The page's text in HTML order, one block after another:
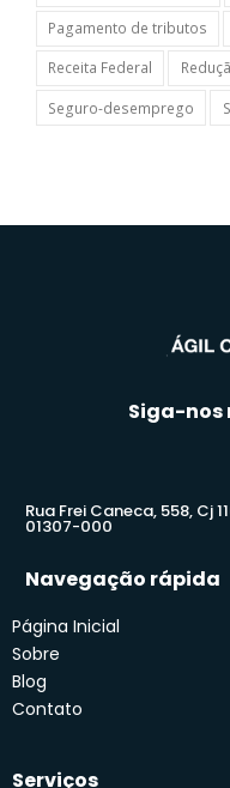
Pagamento de tributos
Receita Federal
Seguro-desemprego
Siga-nos
Rua Frei Caneca, 558, Cj
01307-000
Navegação rápida
Página Inicial
Sobre
Blog
Contato
Serviços